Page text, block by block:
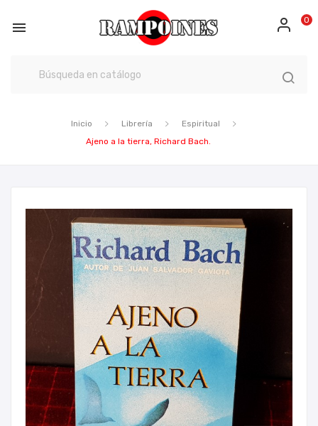
 0
Inicio Librería
Espiritual
Ajeno a la tierra, Richard Bach.